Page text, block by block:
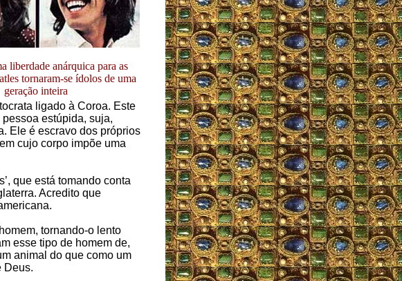
liberdade anárquica para as
tornaram-se ídolos de uma
geração inteira
ligado à Coroa. Este
pessoa estúpida, suja,
Ele é escravo dos próprios
cujo corpo impõe uma
que está tomando conta
Acredito que
tornando-o lento
esse tipo de homem de,
animal do que como um
Deus.